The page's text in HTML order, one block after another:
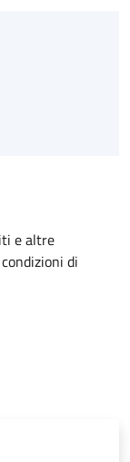
e altre
di